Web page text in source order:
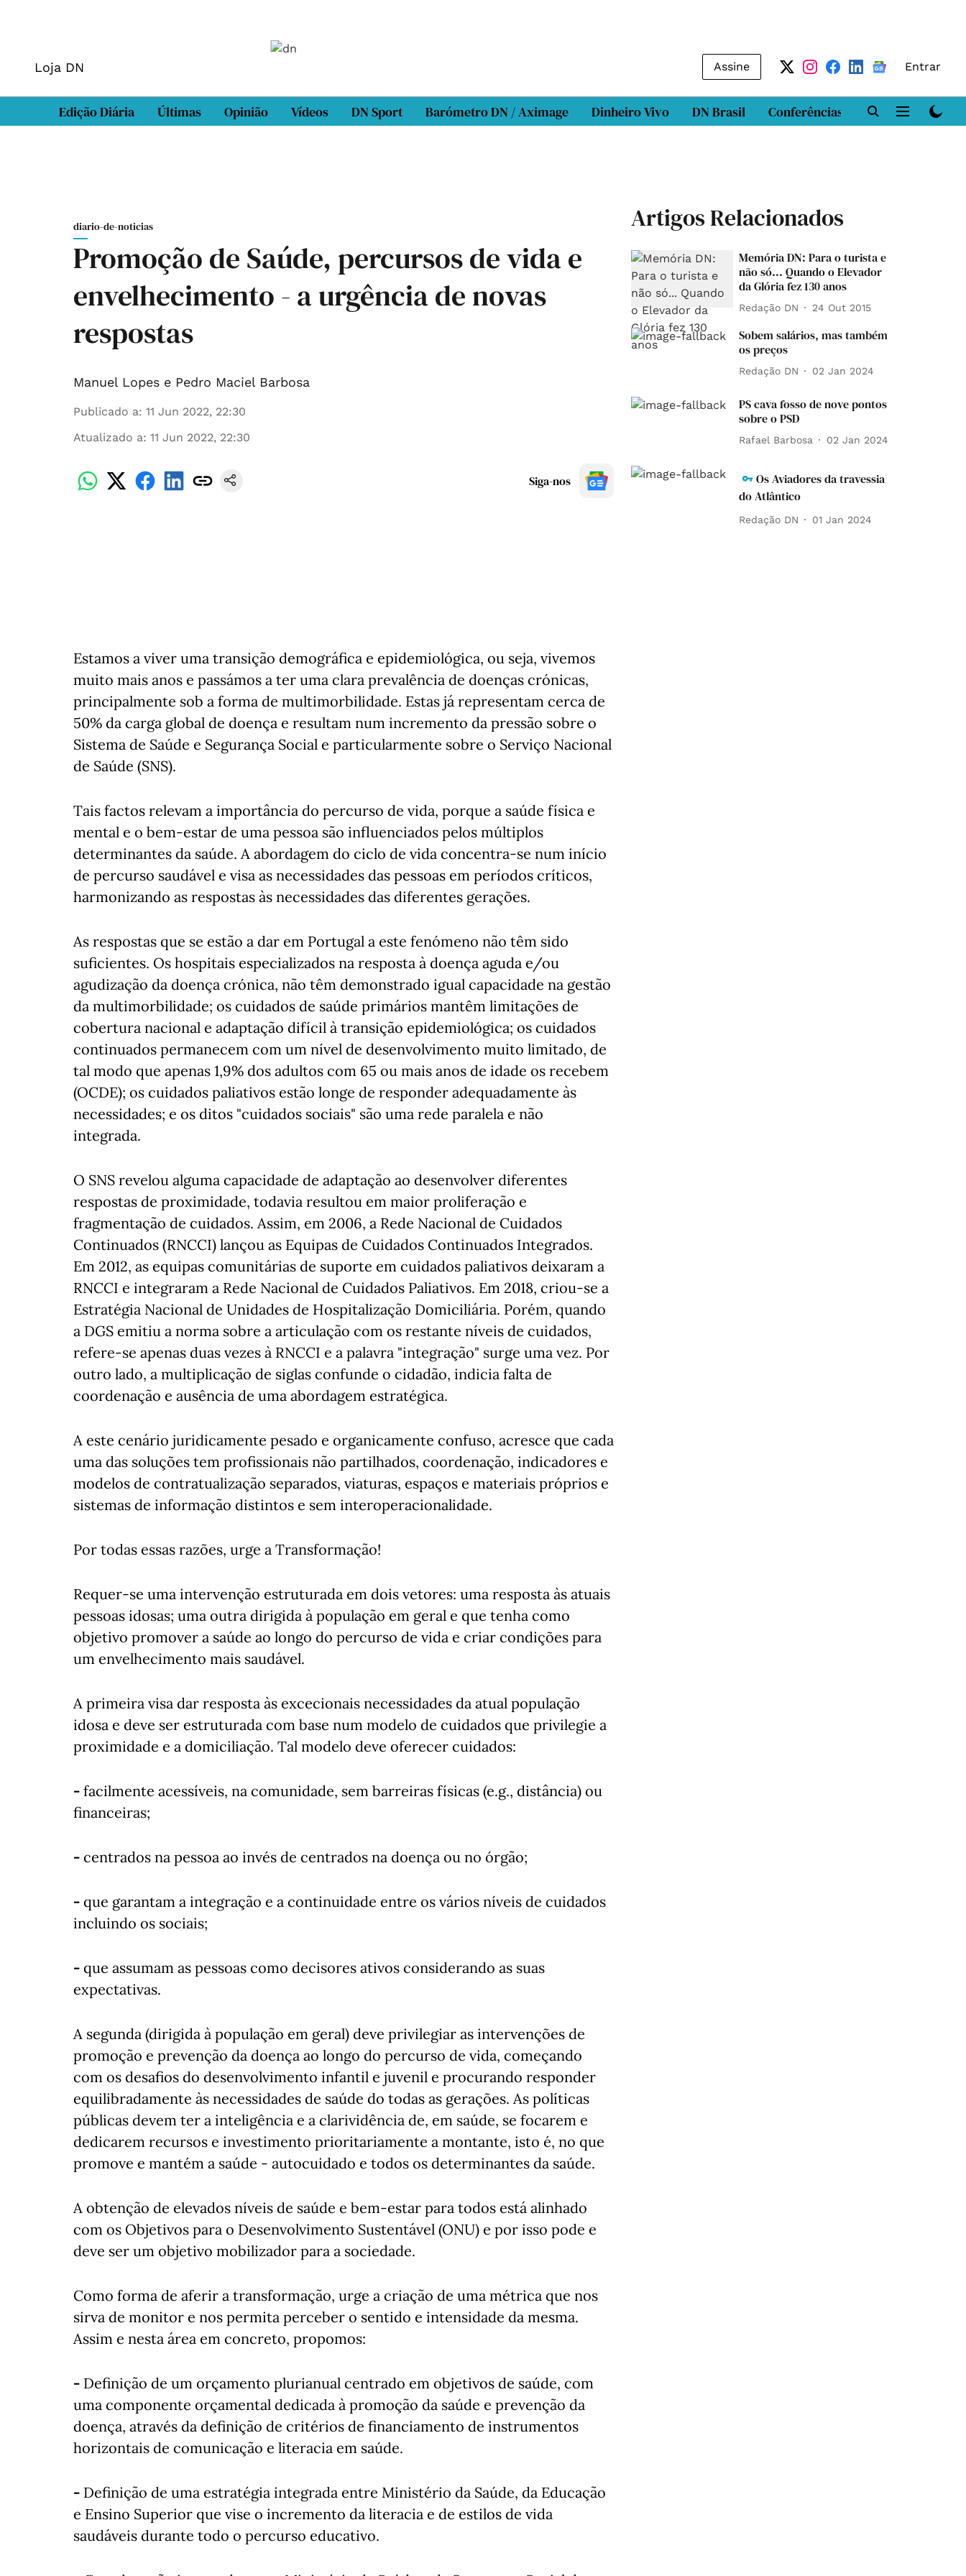
Loja DN Assine Entrar
Edição Diária Últimas Opinião Vídeos DN Sport Barómetro DN / Aximage Dinheiro Vivo DN Brasil Conferências DN LAB
diario-de-noticias
Promoção de Saúde, percursos de vida e
envelhecimento - a urgência de novas
respostas
Manuel Lopes e Pedro Maciel Barbosa
Publicado a: 11 Jun 2022, 22:30
Atualizado a: 11 Jun 2022, 22:30
Siga-nos
Estamos a viver uma transição demográfica e epidemiológica, ou seja, vivemos
muito mais anos e passámos a ter uma clara prevalência de doenças crónicas,
principalmente sob a forma de multimorbilidade. Estas já representam cerca de
50% da carga global de doença e resultam num incremento da pressão sobre o
Sistema de Saúde e Segurança Social e particularmente sobre o Serviço Nacional
de Saúde (SNS).
Tais factos relevam a importância do percurso de vida, porque a saúde física e
mental e o bem-estar de uma pessoa são influenciados pelos múltiplos
determinantes da saúde. A abordagem do ciclo de vida concentra-se num início
de percurso saudável e visa as necessidades das pessoas em períodos críticos,
harmonizando as respostas às necessidades das diferentes gerações.
As respostas que se estão a dar em Portugal a este fenómeno não têm sido
suficientes. Os hospitais especializados na resposta à doença aguda e/ou
agudização da doença crónica, não têm demonstrado igual capacidade na gestão
da multimorbilidade; os cuidados de saúde primários mantêm limitações de
cobertura nacional e adaptação difícil à transição epidemiológica; os cuidados
continuados permanecem com um nível de desenvolvimento muito limitado, de
tal modo que apenas 1,9% dos adultos com 65 ou mais anos de idade os recebem
(OCDE); os cuidados paliativos estão longe de responder adequadamente às
necessidades; e os ditos "cuidados sociais" são uma rede paralela e não
integrada.
O SNS revelou alguma capacidade de adaptação ao desenvolver diferentes
respostas de proximidade, todavia resultou em maior proliferação e
fragmentação de cuidados. Assim, em 2006, a Rede Nacional de Cuidados
Continuados (RNCCI) lançou as Equipas de Cuidados Continuados Integrados.
Em 2012, as equipas comunitárias de suporte em cuidados paliativos deixaram a
RNCCI e integraram a Rede Nacional de Cuidados Paliativos. Em 2018, criou-se a
Estratégia Nacional de Unidades de Hospitalização Domiciliária. Porém, quando
a DGS emitiu a norma sobre a articulação com os restante níveis de cuidados,
refere-se apenas duas vezes à RNCCI e a palavra "integração" surge uma vez. Por
outro lado, a multiplicação de siglas confunde o cidadão, indicia falta de
coordenação e ausência de uma abordagem estratégica.
A este cenário juridicamente pesado e organicamente confuso, acresce que cada
uma das soluções tem profissionais não partilhados, coordenação, indicadores e
modelos de contratualização separados, viaturas, espaços e materiais próprios e
sistemas de informação distintos e sem interoperacionalidade.
Por todas essas razões, urge a Transformação!
Requer-se uma intervenção estruturada em dois vetores: uma resposta às atuais
pessoas idosas; uma outra dirigida à população em geral e que tenha como
objetivo promover a saúde ao longo do percurso de vida e criar condições para
um envelhecimento mais saudável.
A primeira visa dar resposta às excecionais necessidades da atual população
idosa e deve ser estruturada com base num modelo de cuidados que privilegie a
proximidade e a domiciliação. Tal modelo deve oferecer cuidados:
- facilmente acessíveis, na comunidade, sem barreiras físicas (e.g., distância) ou
financeiras;
- centrados na pessoa ao invés de centrados na doença ou no órgão;
- que garantam a integração e a continuidade entre os vários níveis de cuidados
incluindo os sociais;
- que assumam as pessoas como decisores ativos considerando as suas
expectativas.
A segunda (dirigida à população em geral) deve privilegiar as intervenções de
promoção e prevenção da doença ao longo do percurso de vida, começando
com os desafios do desenvolvimento infantil e juvenil e procurando responder
equilibradamente às necessidades de saúde do todas as gerações. As políticas
públicas devem ter a inteligência e a clarividência de, em saúde, se focarem e
dedicarem recursos e investimento prioritariamente a montante, isto é, no que
promove e mantém a saúde - autocuidado e todos os determinantes da saúde.
A obtenção de elevados níveis de saúde e bem-estar para todos está alinhado
com os Objetivos para o Desenvolvimento Sustentável (ONU) e por isso pode e
deve ser um objetivo mobilizador para a sociedade.
Como forma de aferir a transformação, urge a criação de uma métrica que nos
sirva de monitor e nos permita perceber o sentido e intensidade da mesma.
Assim e nesta área em concreto, propomos:
- Definição de um orçamento plurianual centrado em objetivos de saúde, com
uma componente orçamental dedicada à promoção da saúde e prevenção da
doença, através da definição de critérios de financiamento de instrumentos
horizontais de comunicação e literacia em saúde.
- Definição de uma estratégia integrada entre Ministério da Saúde, da Educação
e Ensino Superior que vise o incremento da literacia e de estilos de vida
saudáveis durante todo o percurso educativo.
Artigos Relacionados
Memória DN: Para o turista e
não só... Quando o Elevador
da Glória fez 130 anos
Redação DN 24 Out 2015
Sobem salários, mas também
os preços
Redação DN 02 Jan 2024
PS cava fosso de nove pontos
sobre o PSD
Rafael Barbosa 02 Jan 2024
Os Aviadores da travessia
do Atlântico
Redação DN 01 Jan 2024